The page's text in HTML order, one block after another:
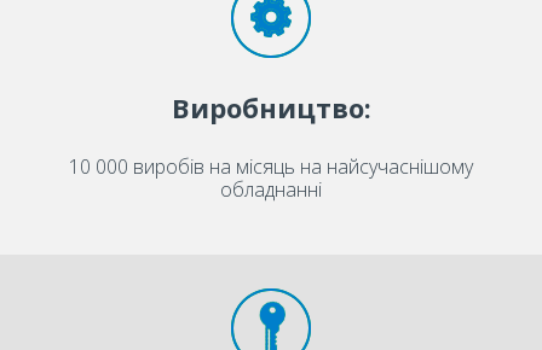
Виробництво:
10 000 виробів на місяць на найсучаснішому
обладнанні